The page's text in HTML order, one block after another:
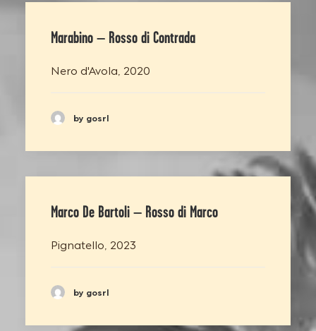
Marabino – Rosso di Contrada
Nero d'Avola, 2020
by gosrl
Marco De Bartoli – Rosso di Marco
Pignatello, 2023
by gosrl